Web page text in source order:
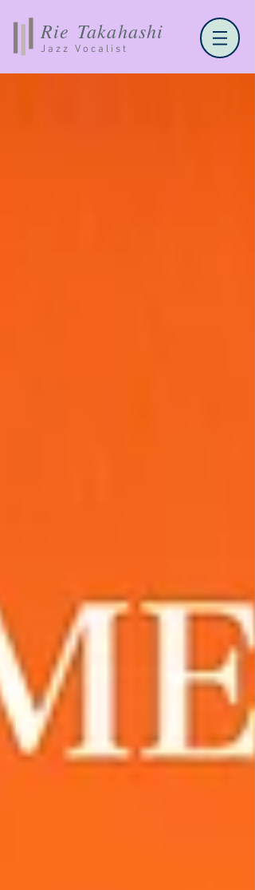
Rie Takahashi
Jazz Vocalist